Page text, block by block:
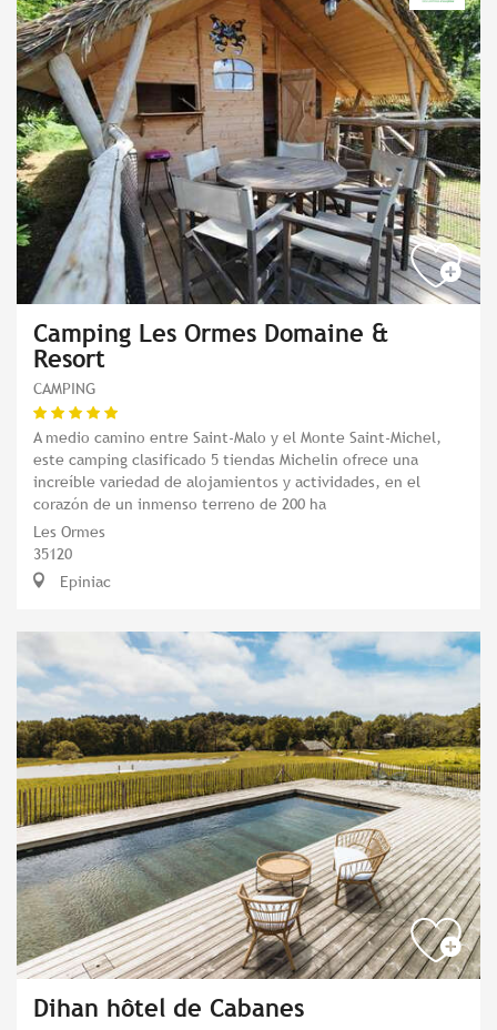
Camping Les Ormes Domaine &
Resort
CAMPING
A medio camino entre Saint-Malo y el Monte Saint-Michel,
este camping clasificado 5 tiendas Michelin ofrece una
increíble variedad de alojamientos y actividades, en el
corazón de un inmenso terreno de 200 ha
Les Ormes
35120
Epiniac
Dihan hôtel de Cabanes